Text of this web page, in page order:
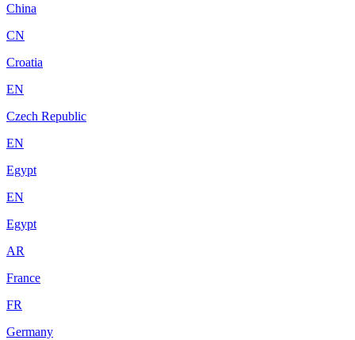
China
CN
Croatia
EN
Czech Republic
EN
Egypt
EN
Egypt
AR
France
FR
Germany